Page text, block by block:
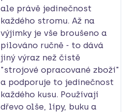
ale právě jedinečnost
každého stromu. Až na
výjimky je vše broušeno a
pilováno ručně - to dává
jiný výraz než čistě
"strojové opracované zboží"
a podporuje to jedinečnost
každého kusu. Používají
dřevo olše, lípy, buku a